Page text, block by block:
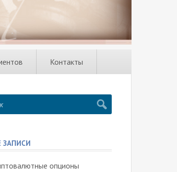
Контакты
ЗАПИСИ
опционы